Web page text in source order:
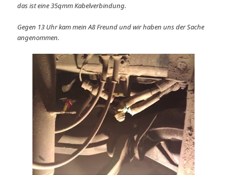
das ist eine 35qmm Kabelverbindung.
Gegen 13 Uhr kam mein A8 Freund und wir haben uns der Sache
angenommen.